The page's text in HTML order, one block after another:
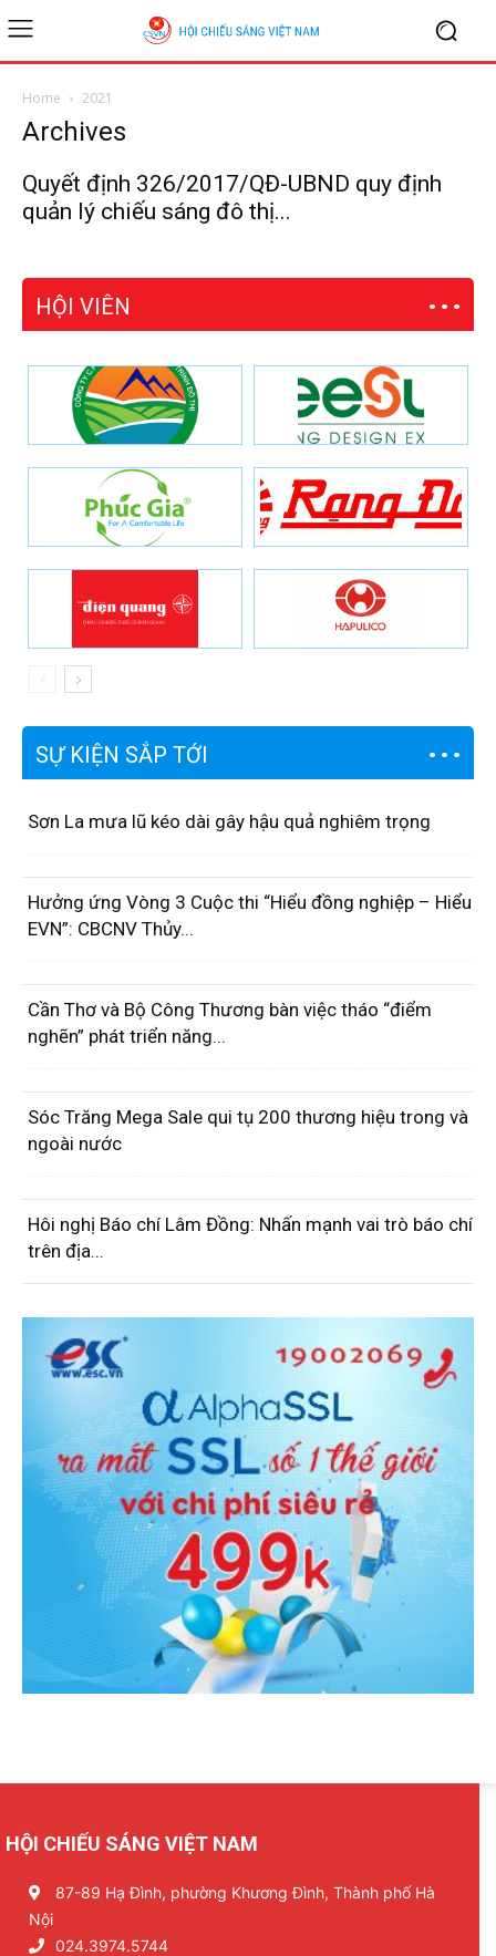
Home 2021
Archives
Quyết định 326/2017/QĐ-UBND quy định
quản lý chiếu sáng đô thị...
HỘI VIÊN
SỰ KIỆN SẮP TỚI
Sơn La mưa lũ kéo dài gây hậu quả nghiêm trọng
Hưởng ứng Vòng 3 Cuộc thi “Hiểu đồng nghiệp – Hiểu
EVN”: CBCNV Thủy...
Cần Thơ và Bộ Công Thương bàn việc tháo “điểm
nghẽn” phát triển năng...
Sóc Trăng Mega Sale qui tụ 200 thương hiệu trong và
ngoài nước
Hôi nghị Báo chí Lâm Đồng: Nhấn mạnh vai trò báo chí
trên địa...
HỘI CHIẾU SÁNG VIỆT NAM
87-89 Hạ Đình, phường Khương Đình, Thành phố Hà
Nội
024.3974.5744